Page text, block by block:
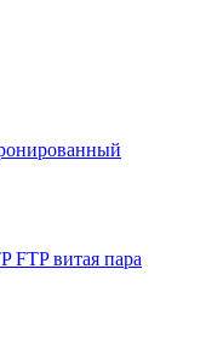
FTP витая пара